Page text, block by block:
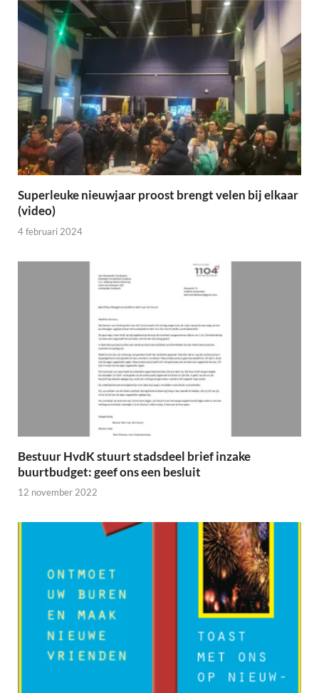
Superleuke nieuwjaar proost brengt velen bij elkaar
(video)
4 februari 2024
Bestuur HvdK stuurt stadsdeel brief inzake
buurtbudget: geef ons een besluit
12 november 2022